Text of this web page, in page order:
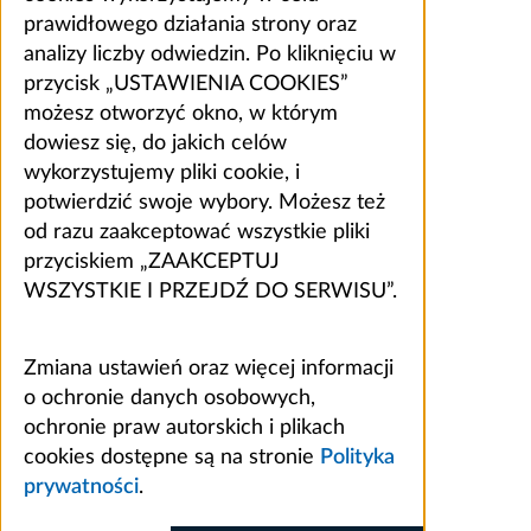
prawidłowego działania strony oraz
analizy liczby odwiedzin. Po kliknięciu w
przycisk „USTAWIENIA COOKIES”
możesz otworzyć okno, w którym
dowiesz się, do jakich celów
wykorzystujemy pliki cookie, i
potwierdzić swoje wybory. Możesz też
od razu zaakceptować wszystkie pliki
przyciskiem „ZAAKCEPTUJ
WSZYSTKIE I PRZEJDŹ DO SERWISU”.
Zmiana ustawień oraz więcej informacji
o ochronie danych osobowych,
ochronie praw autorskich i plikach
cookies dostępne są na stronie Polityka
prywatności.